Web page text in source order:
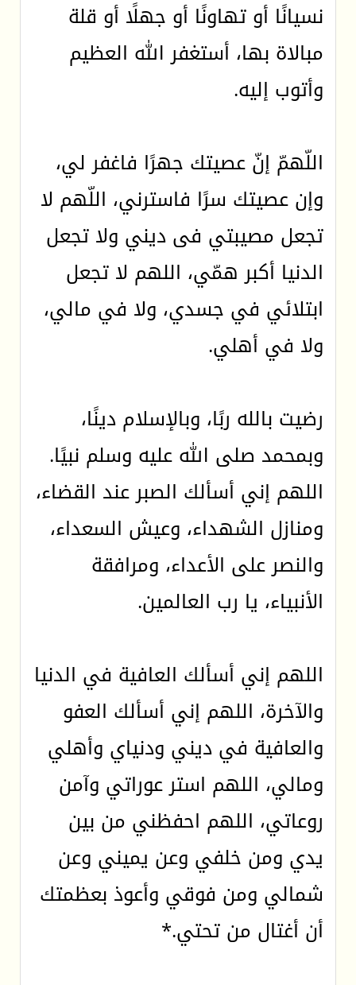
نسيانًا أو تهاونًا أو جهلًا أو قلة
مبالاة بها، أستغفر الله العظيم
وأتوب إليه.
اللّهمّ إنّ عصيتك جهرًا فاغفر لي،
وإن عصيتك سرًا فاسترني، اللّهم لا
تجعل مصيبتي فى ديني ولا تجعل
الدنيا أكبر همّي، اللهم لا تجعل
ابتلائي في جسدي، ولا في مالي،
ولا في أهلي.
رضيت بالله ربًا، وبالإسلام دينًا،
وبمحمد صلى الله عليه وسلم نبيًا.
اللهم إني أسألك الصبر عند القضاء،
ومنازل الشهداء، وعيش السعداء،
والنصر على الأعداء، ومرافقة
الأنبياء، يا رب العالمين.
اللهم إني أسألك العافية في الدنيا
والآخرة، اللهم إني أسألك العفو
والعافية في ديني ودنياي وأهلي
ومالي، اللهم استر عوراتي وآمن
روعاتي، اللهم احفظني من بين
يدي ومن خلفي وعن يميني وعن
شمالي ومن فوقي وأعوذ بعظمتك
أن أغتال من تحتي.*